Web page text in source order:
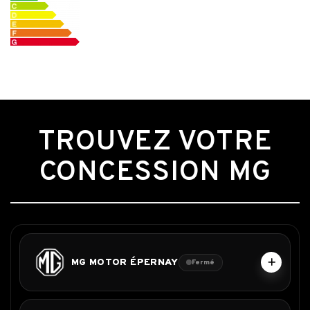
TROUVEZ VOTRE
CONCESSION MG
MG MOTOR ÉPERNAY Fermé